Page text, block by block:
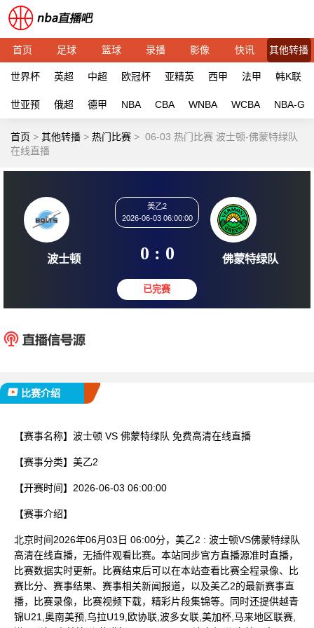
首页 足球 篮球 录播 影像 快讯 其他转播
世界杯 英超 中超 欧冠杯 亚精英 西甲 法甲 韩K联
世亚预 俄超 德甲 NBA CBA WNBA WCBA NBA-G
首页 > 其他转播 > 热门比赛 > 06-03 热门比赛 波士顿-佛蒙特绿队
在线直播
2026-06-03 06:00:00
0 : 0
比赛介绍
【赛事名称】 波士顿 VS 佛蒙特绿队 免费高清在线直播
【赛事分类】 美乙2
【开赛时间】 2026-06-03 06:00:00
【赛事介绍】
北京时间2026年06月03日 06:00分，美乙2 : 波士顿VS佛蒙特绿队
高清在线直播，无插件观看比赛。本站同步官方直播源准时直播，
比赛数据实时更新。比赛结束后可以在本站查看比赛全程录像、比
赛比分、赛事结果、赛事相关新闻报道，以及美乙2的最新赛事直
播，比赛录像，比赛视频下载，精彩片段集锦等。同时还提供越青
锦U21,奥南美预,乌拉U19,欧协联,波多女联,美加杯,马来地区联赛,